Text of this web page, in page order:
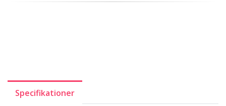
Specifikationer